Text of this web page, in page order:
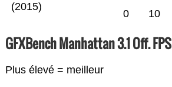
(2015)
0 10
GFXBench Manhattan 3.1 Off. FPS
Plus élevé = meilleur